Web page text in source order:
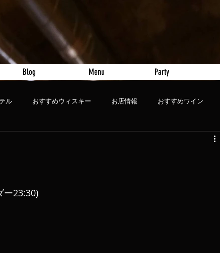
Blog Menu Party
ル おすすめウィスキー お店情報 おすすめワイン
ル
ー23:30)